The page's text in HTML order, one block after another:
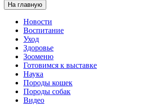
На главную
Новости
Воспитание
Уход
Здоровье
Зооменю
Готовимся к выставке
Наука
Породы кошек
Породы собак
Видео